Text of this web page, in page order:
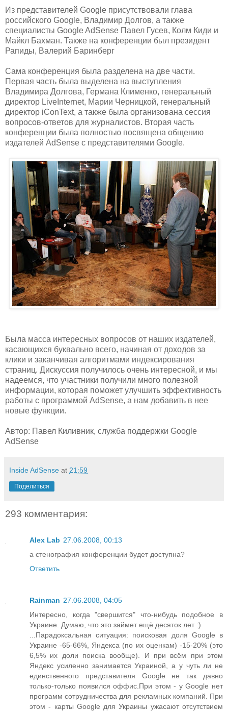
Из представителей Google присутствовали глава
российского Google, Владимир Долгов, а также
специалисты Google AdSense Павел Гусев, Колм Киди и
Майкл Бахман. Также на конференции был президент
Рапиды, Валерий Баринберг
Сама конференция была разделена на две части.
Первая часть была выделена на выступления
Владимира Долгова, Германа Клименко, генеральный
директор LiveInternet, Марии Черницкой, генеральный
директор iConText, а также была организована сессия
вопросов-ответов для журналистов. Вторая часть
конференции была полностью посвящена общению
издателей AdSense с представителями Google.
Была масса интересных вопросов от наших издателей,
касающихся буквально всего, начиная от доходов за
клики и заканчивая алгоритмами индексирования
страниц. Дискуссия получилось очень интересной, и мы
надеемся, что участники получили много полезной
информации, которая поможет улучшить эффективность
работы с программой AdSense, а нам добавить в нее
новые функции.
Автор: Павел Киливник, служба поддержки Google
AdSense
Inside AdSense at 21:59
Поделиться
293 комментария:
Alex Lab 27.06.2008, 00:13
а стенография конференции будет доступна?
Ответить
Rainman 27.06.2008, 04:05
Интересно, когда "свершится" что-нибудь подобное в
Украине. Думаю, что это займет ещё десяток лет :)
...Парадоксальная ситуация: поисковая доля Google в
Украине -65-66%, Яндекса (по их оценкам) -15-20% (это
6,5% их доли поиска вообще). И при всём при этом
Яндекс усиленно занимается Украиной, а у чуть ли не
единственного представителя Google не так давно
только-только появился оффис.При этом - у Google нет
программ сотрудничества для рекламных компаний. При
этом - карты Google для Украины ужасают отсутствием